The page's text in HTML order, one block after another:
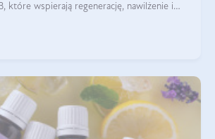
które wspierają regenerację, nawilżenie i